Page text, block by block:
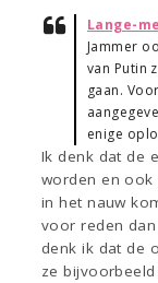
Lange-
Jammer
van Putin
gaan.
enige
Ik denk dat de
worden en ook
in het nauw
voor reden
denk ik dat de
ze